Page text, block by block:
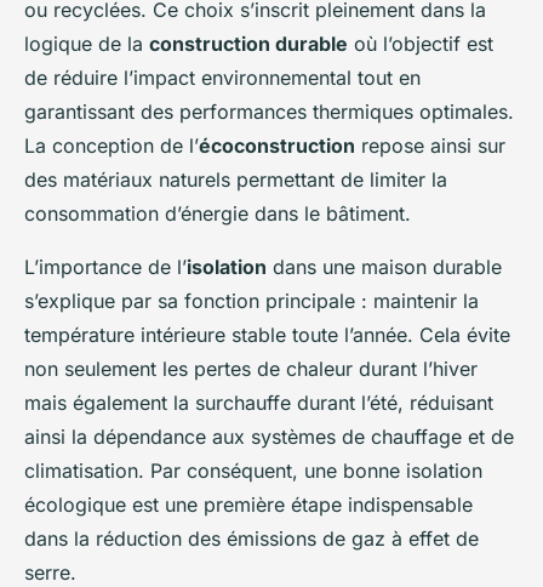
ou recyclées. Ce choix s’inscrit pleinement dans la
logique de la construction durable où l’objectif est
de réduire l’impact environnemental tout en
garantissant des performances thermiques optimales.
La conception de l’écoconstruction repose ainsi sur
des matériaux naturels permettant de limiter la
consommation d’énergie dans le bâtiment.
L’importance de l’isolation dans une maison durable
s’explique par sa fonction principale : maintenir la
température intérieure stable toute l’année. Cela évite
non seulement les pertes de chaleur durant l’hiver
mais également la surchauffe durant l’été, réduisant
ainsi la dépendance aux systèmes de chauffage et de
climatisation. Par conséquent, une bonne isolation
écologique est une première étape indispensable
dans la réduction des émissions de gaz à effet de
serre.